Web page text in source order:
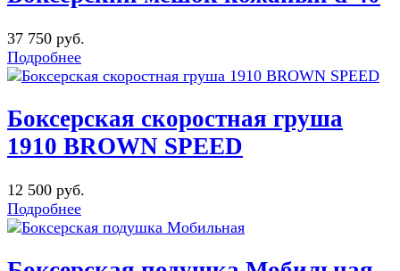
37 750 руб.
Подробнее
Боксерская скоростная груша
1910 BROWN SPEED
12 500 руб.
Подробнее